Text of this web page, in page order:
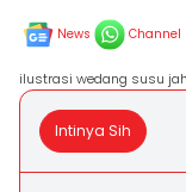
News Channel
ilustrasi wedang susu
Intinya Sih